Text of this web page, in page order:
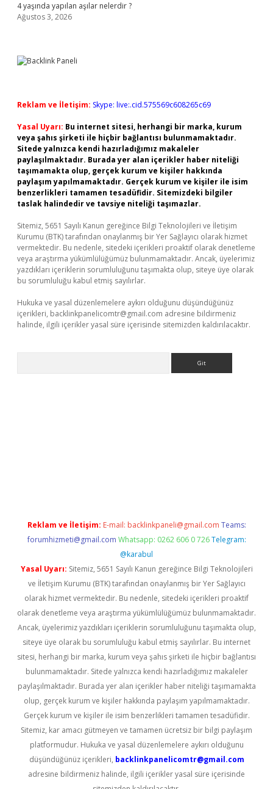
4 yaşında yapılan aşılar nelerdir ?
Ağustos 3, 2026
Reklam ve İletişim: Skype: live:.cid.575569c608265c69
Yasal Uyarı: Bu internet sitesi, herhangi bir marka, kurum
veya şahıs şirketi ile hiçbir bağlantısı bulunmamaktadır.
Sitede yalnızca kendi hazırladığımız makaleler
paylaşılmaktadır. Burada yer alan içerikler haber niteliği
taşımamakta olup, gerçek kurum ve kişiler hakkında
paylaşım yapılmamaktadır. Gerçek kurum ve kişiler ile isim
benzerlikleri tamamen tesadüfidir. Sitemizdeki bilgiler
taslak halindedir ve tavsiye niteliği taşımazlar.
Sitemiz, 5651 Sayılı Kanun gereğince Bilgi Teknolojileri ve İletişim
Kurumu (BTK) tarafından onaylanmış bir Yer Sağlayıcı olarak hizmet
vermektedir. Bu nedenle, sitedeki içerikleri proaktif olarak denetleme
veya araştırma yükümlülüğümüz bulunmamaktadır. Ancak, üyelerimiz
yazdıkları içeriklerin sorumluluğunu taşımakta olup, siteye üye olarak
bu sorumluluğu kabul etmiş sayılırlar.
Hukuka ve yasal düzenlemelere aykırı olduğunu düşündüğünüz
içerikleri, backlinkpanelicomtr@gmail.com adresine bildirmeniz
halinde, ilgili içerikler yasal süre içerisinde sitemizden kaldırılacaktır.
Reklam ve İletişim: E-mail: backlinkpaneli@gmail.com Teams:
forumhizmeti@gmail.com Whatsapp: 0262 606 0 726 Telegram:
@karabul
Yasal Uyarı: Sitemiz, 5651 Sayılı Kanun gereğince Bilgi Teknolojileri
ve İletişim Kurumu (BTK) tarafından onaylanmış bir Yer Sağlayıcı
olarak hizmet vermektedir. Bu nedenle, sitedeki içerikleri proaktif
olarak denetleme veya araştırma yükümlülüğümüz bulunmamaktadır.
Ancak, üyelerimiz yazdıkları içeriklerin sorumluluğunu taşımakta olup,
siteye üye olarak bu sorumluluğu kabul etmiş sayılırlar. Bu internet
sitesi, herhangi bir marka, kurum veya şahıs şirketi ile hiçbir bağlantısı
bulunmamaktadır. Sitede yalnızca kendi hazırladığımız makaleler
paylaşılmaktadır. Burada yer alan içerikler haber niteliği taşımamakta
olup, gerçek kurum ve kişiler hakkında paylaşım yapılmamaktadır.
Gerçek kurum ve kişiler ile isim benzerlikleri tamamen tesadüfidir.
Sitemiz, kar amacı gütmeyen ve tamamen ücretsiz bir bilgi paylaşım
platformudur. Hukuka ve yasal düzenlemelere aykırı olduğunu
düşündüğünüz içerikleri, backlinkpanelicomtr@gmail.com
adresine bildirmeniz halinde, ilgili içerikler yasal süre içerisinde